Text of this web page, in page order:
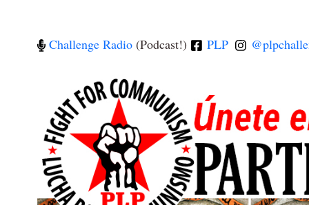
Challenge Radio (Podcast!) PLP